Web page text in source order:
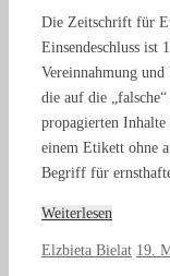
Die Zeitschrift für
Einsendeschluss ist
Vereinnahmung
die auf die
propagierten
einem Etikett ohne
Begriff für
Weiterlesen
Elzbieta Bielat 19.